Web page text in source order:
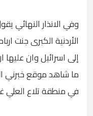
وفي الانذار النهائي
الأردنية الكبرى جنت
إلى اسرائيل وان عليها
ما شاهد موقع خبرني
في منطقة تلاع العلي